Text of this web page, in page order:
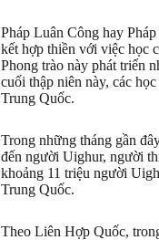
Pháp Luân Công hay
kết hợp thiền với việc học
Phong trào này phát triển
cuối thập niên này, các
Trung Quốc.
Trong những tháng gần
đến người Uighur, người
khoảng 11 triệu người
Trung Quốc.
Theo Liên Hợp Quốc,